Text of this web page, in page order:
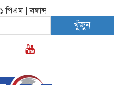
পিএম|বঙ্গাব্দ
খুঁজুন